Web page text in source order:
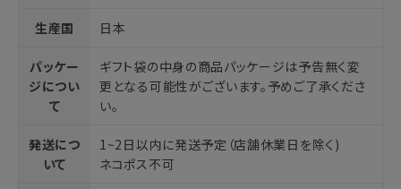
生産国 日本
パッケー
ジについ
て
ギフト袋の中身の商品パッケージは予告無く変
更となる可能性がございます。予めご了承くださ
い。
発送につ
いて
1~2日以内に発送予定（店舗休業日を除く)
ネコポス不可